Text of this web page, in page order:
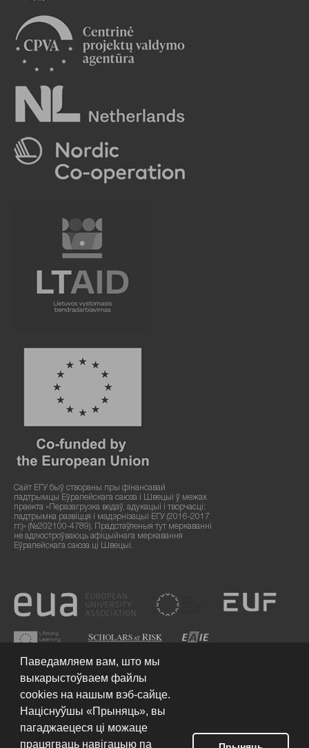
Сайт ЕГУ быў створаны пры фінансавай
падтрымцы Еўрапейскага саюза і Швецыі ў межах
праекта «Перазагрузка ведаў, адукацыі і творчасці:
падтрымка развіцця і мадэрнізацыі ЕГУ (2016-2017
гг.)» (№202100-4789). Прадстаўленыя тут меркаванні
не адлюстроўваюць афіцыйнага меркавання
Еўрапейскага саюза ці Швецыі.
Умовы выкарыстання сайта © 2026 Еўрапейскі гуманітарны
Паведамляем вам, што мы
выкарыстоўваем файлы
cookies на нашым вэб-сайце.
Націснуўшы «Прыняць», вы
пагаджаецеся ці можаце
працягваць навігацыю па